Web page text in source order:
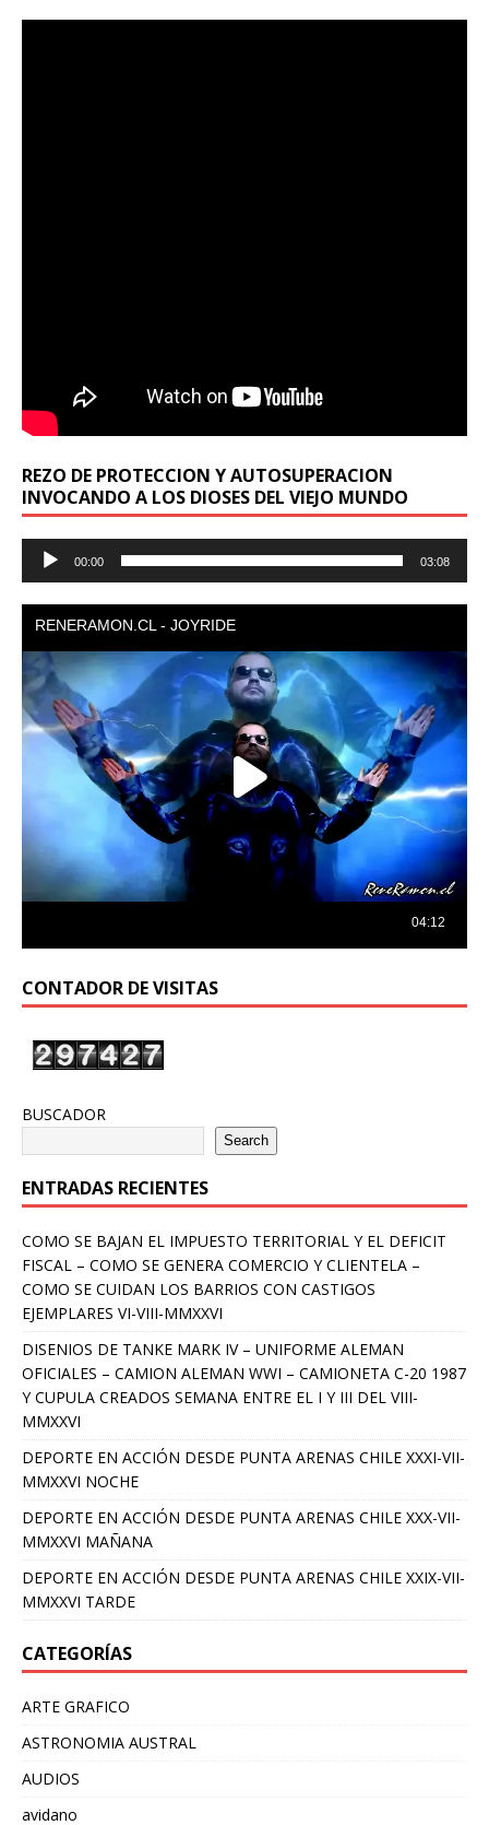
REZO DE PROTECCION Y AUTOSUPERACION
INVOCANDO A LOS DIOSES DEL VIEJO MUNDO
Reproductor
00:00 03:08
CONTADOR DE VISITAS
BUSCADOR
Search
ENTRADAS RECIENTES
COMO SE BAJAN EL IMPUESTO TERRITORIAL Y EL DEFICIT
FISCAL – COMO SE GENERA COMERCIO Y CLIENTELA –
COMO SE CUIDAN LOS BARRIOS CON CASTIGOS
EJEMPLARES VI-VIII-MMXXVI
DISENIOS DE TANKE MARK IV – UNIFORME ALEMAN
OFICIALES – CAMION ALEMAN WWI – CAMIONETA C-20 1987
Y CUPULA CREADOS SEMANA ENTRE EL I Y III DEL VIII-
MMXXVI
DEPORTE EN ACCIÓN DESDE PUNTA ARENAS CHILE XXXI-VII-
MMXXVI NOCHE
DEPORTE EN ACCIÓN DESDE PUNTA ARENAS CHILE XXX-VII-
MMXXVI MAÑANA
DEPORTE EN ACCIÓN DESDE PUNTA ARENAS CHILE XXIX-VII-
MMXXVI TARDE
CATEGORÍAS
ARTE GRAFICO
ASTRONOMIA AUSTRAL
AUDIOS
avidano